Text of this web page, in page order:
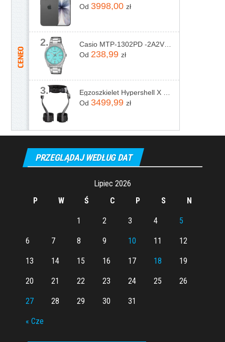
Od 3998,00 zł
2.
Od 238,99 zł
3.
Od 3499,99 zł
PRZEGLĄDAJ WEDŁUG DAT
Lipiec 2026
P
W Ś C P S N
« Cze
1 2 3 4 5
6 7 8 9 10 11 12
13 14 15 16 17 18 19
20 21 22 23 24 25 26
27 28 29 30 31